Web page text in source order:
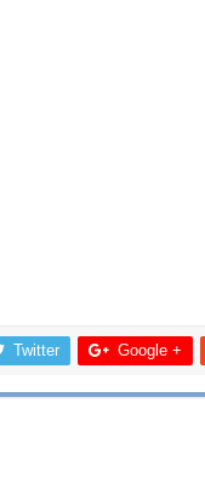
Twitter Google +